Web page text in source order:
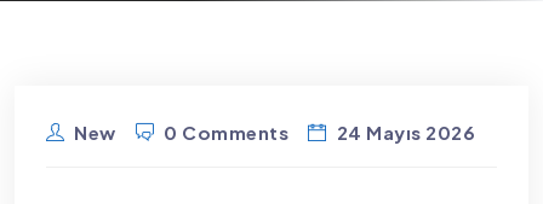
New 0 Comments 24 Mayıs 2026